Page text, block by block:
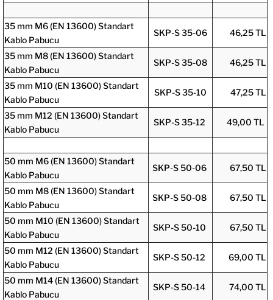
35 mm M6 (EN 13600) Standart
Kablo Pabucu
SKP-S 35-06 46,25 TL
35 mm M8 (EN 13600) Standart
Kablo Pabucu
SKP-S 35-08 46,25 TL
35 mm M10 (EN 13600) Standart
Kablo Pabucu
SKP-S 35-10 47,25 TL
35 mm M12 (EN 13600) Standart
Kablo Pabucu
SKP-S 35-12 49,00 TL
50 mm M6 (EN 13600) Standart
Kablo Pabucu
SKP-S 50-06 67,50 TL
50 mm M8 (EN 13600) Standart
Kablo Pabucu
SKP-S 50-08 67,50 TL
50 mm M10 (EN 13600) Standart
Kablo Pabucu
SKP-S 50-10 67,50 TL
50 mm M12 (EN 13600) Standart
Kablo Pabucu
SKP-S 50-12 69,00 TL
50 mm M14 (EN 13600) Standart
Kablo Pabucu
SKP-S 50-14 74,00 TL